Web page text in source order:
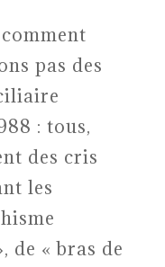
pas des
: tous,
des cris
les
de « bras de